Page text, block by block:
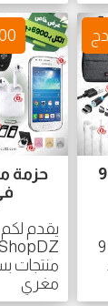
حزمة منتجات 9
1ShopDZ حزمة 9
يقدم لكم
منتجات
مغري